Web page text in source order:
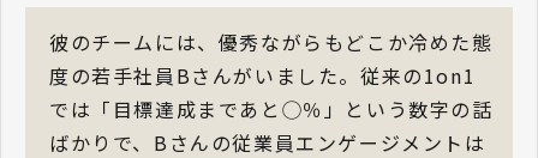
彼のチームには、優秀ながらもどこか冷めた態
度の若手社員Bさんがいました。従来の1on1
では「目標達成まであと◯％」という数字の話
ばかりで、Bさんの従業員エンゲージメントは